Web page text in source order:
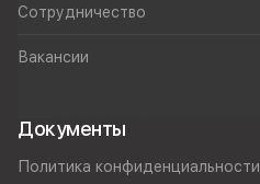
Сотрудничество
Вакансии
Документы
Политика конфиденциальности